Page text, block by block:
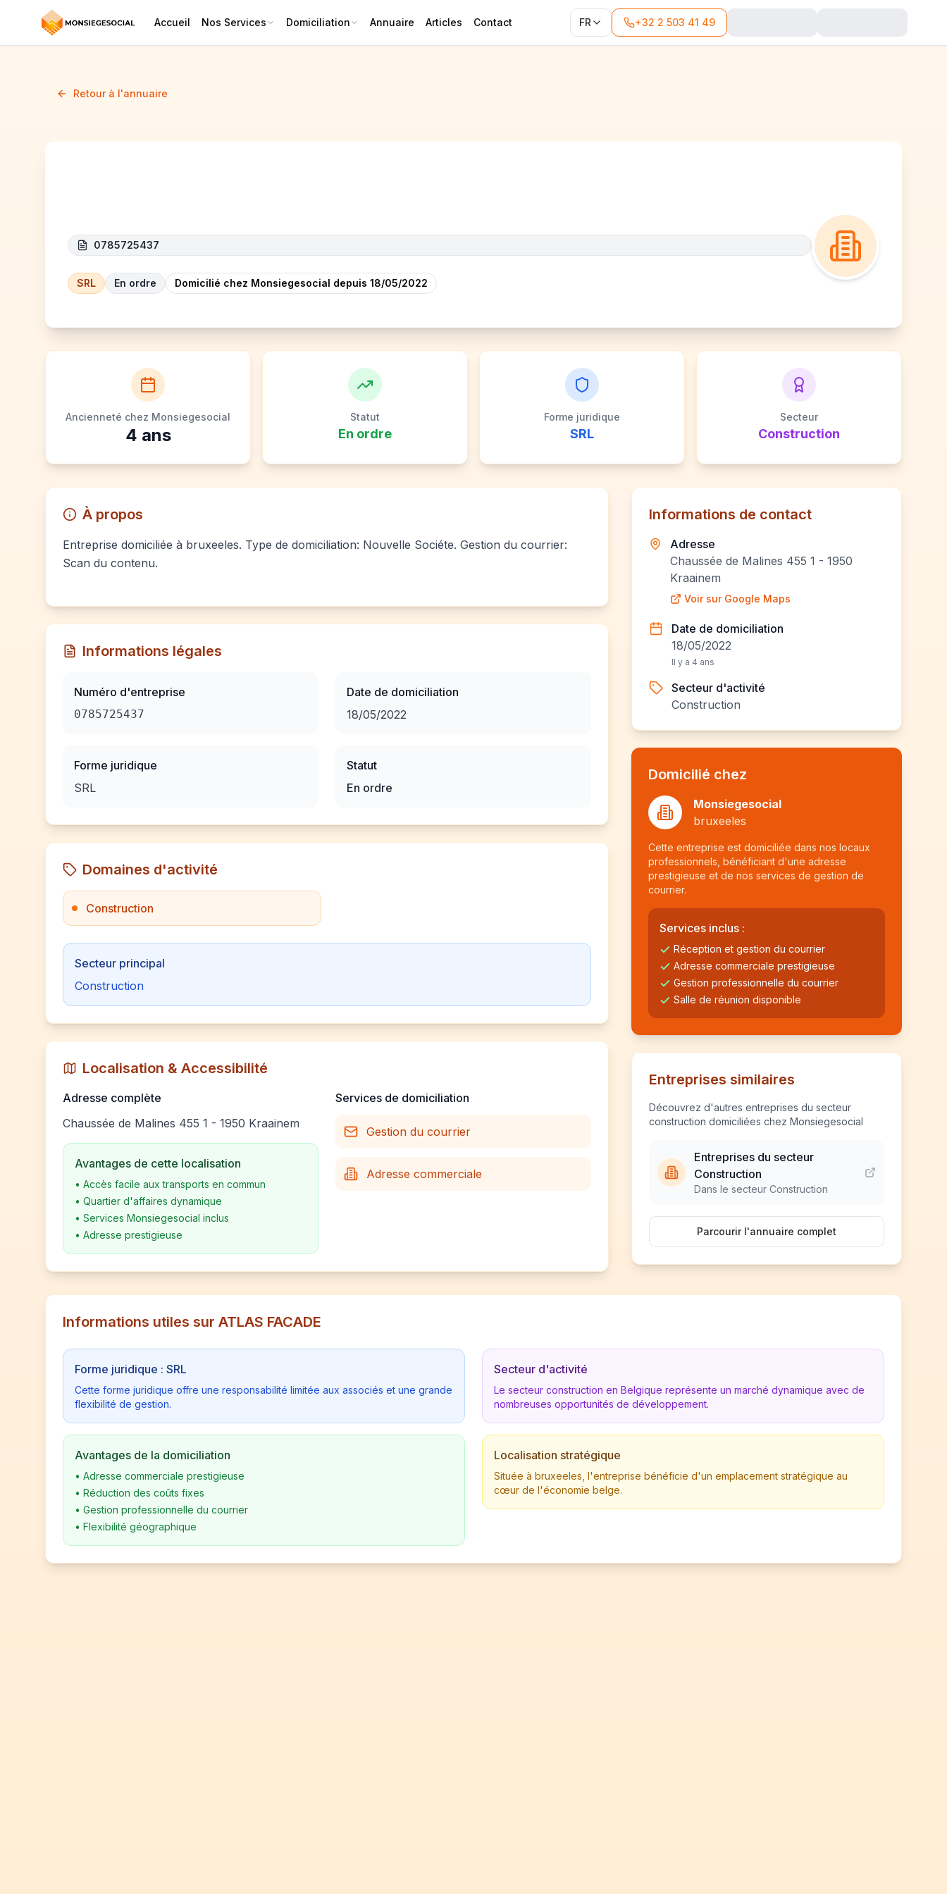
Accueil Nos Services Domiciliation Annuaire Articles Contact FR +32 2 503 41 49
Retour à l'annuaire
0785725437
SRL En ordre Domicilié chez Monsiegesocial depuis 18/05/2022
Ancienneté chez Monsiegesocial
4 ans
Statut
En ordre
Forme juridique
SRL
Secteur
Construction
À propos
Entreprise domiciliée à bruxeeles. Type de domiciliation: Nouvelle Sociéte. Gestion du courrier:
Scan du contenu.
Informations légales
Numéro d'entreprise
0785725437
Forme juridique
SRL
Date de domiciliation
18/05/2022
Statut
En ordre
Domaines d'activité
Construction
Secteur principal
Construction
Localisation & Accessibilité
Adresse complète
Chaussée de Malines 455 1 - 1950 Kraainem
Avantages de cette localisation
• Accès facile aux transports en commun
• Quartier d'affaires dynamique
• Services Monsiegesocial inclus
• Adresse prestigieuse
Services de domiciliation
Gestion du courrier
Adresse commerciale
Informations de contact
Adresse
Chaussée de Malines 455 1 - 1950
Kraainem
Voir sur Google Maps
Date de domiciliation
18/05/2022
Il y a 4 ans
Secteur d'activité
Construction
Domicilié chez
Monsiegesocial
bruxeeles
Cette entreprise est domiciliée dans nos locaux
professionnels, bénéficiant d'une adresse
prestigieuse et de nos services de gestion de
courrier.
Services inclus :
Réception et gestion du courrier
Adresse commerciale prestigieuse
Gestion professionnelle du courrier
Salle de réunion disponible
Entreprises similaires
Découvrez d'autres entreprises du secteur
construction domiciliées chez Monsiegesocial
Entreprises du secteur
Construction
Dans le secteur Construction
Parcourir l'annuaire complet
Informations utiles sur ATLAS FACADE
Forme juridique : SRL
Cette forme juridique offre une responsabilité limitée aux associés et une grande
flexibilité de gestion.
Avantages de la domiciliation
• Adresse commerciale prestigieuse
• Réduction des coûts fixes
• Gestion professionnelle du courrier
• Flexibilité géographique
Secteur d'activité
Le secteur construction en Belgique représente un marché dynamique avec de
nombreuses opportunités de développement.
Localisation stratégique
Située à bruxeeles, l'entreprise bénéficie d'un emplacement stratégique au
cœur de l'économie belge.